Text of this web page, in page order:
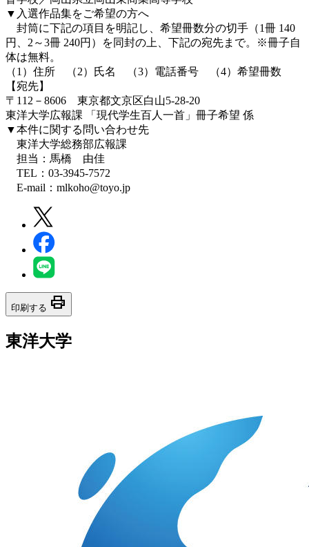
▼入選作品集をご希望の方へ
封筒に下記の項目を明記し、希望冊数分の切手（1冊 140
円、2～3冊 240円）を同封の上、下記の宛先まで。※冊子自
体は無料。
（1）住所 （2）氏名 （3）電話番号 （4）希望冊数
【宛先】
〒112－8606 東京都文京区白山5-28-20
東洋大学広報課 「現代学生百人一首」冊子希望 係
▼本件に関する問い合わせ先
東洋大学総務部広報課
担当：馬橋 由佳
TEL：03-3945-7572
E-mail：mlkoho@toyo.jp
印刷する print
東洋大学